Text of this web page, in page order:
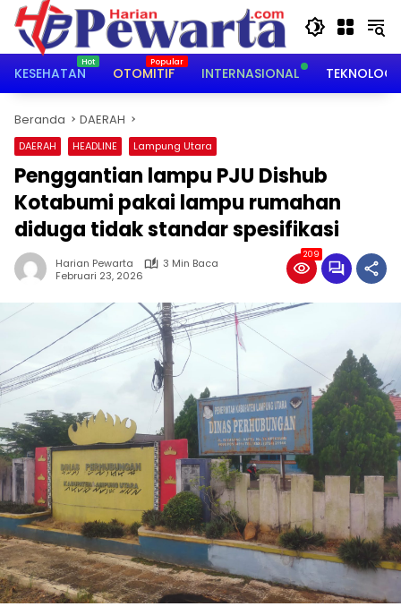
Langsung
konten
KESEHATAN
OTOMITIF INTERNASIONAL TEKNOLOGI
Beranda DAERAH
DAERAH HEADLINE Lampung Utara
‎Penggantian lampu PJU Dishub
Kotabumi pakai lampu rumahan
diduga tidak standar spesifikasi
Harian Pewarta
3 Min Baca
Februari 23, 2026
209